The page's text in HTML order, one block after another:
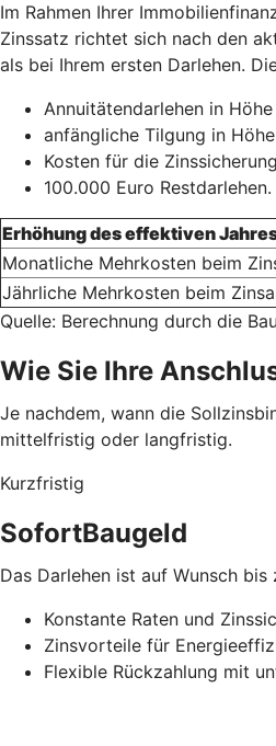
Im Rahmen Ihrer
Zinssatz richtet sich nach den
als bei Ihrem ersten Darlehen.
Annuitätendarlehen in
anfängliche Tilgung in
Kosten für die
100.000 Euro Restdarlehen.
Erhöhung des effektiven
Monatliche Mehrkosten beim
Jährliche Mehrkosten beim
Quelle: Berechnung durch die
Wie Sie Ihre
Je nachdem, wann die
mittelfristig oder langfristig.
Kurzfristig
SofortBaugeld
Das Darlehen ist auf Wunsch
Konstante Raten und
Zinsvorteile für
Flexible Rückzahlung mit